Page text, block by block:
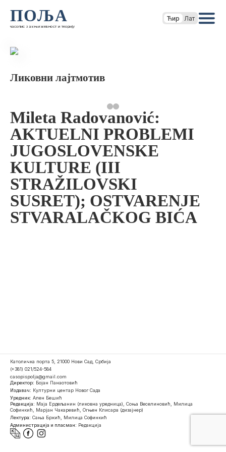
ПОЉА
часопис за књижевност и теорију
Ћир Лат
Ликовни лајтмотив
Mileta Radovanović:
AKTUELNI PROBLEMI
JUGOSLOVENSKE
KULTURE (III
STRAŽILOVSKI
SUSRET); OSTVARENJE
STVARALAČKOG BIĆA
Католичка порта 5, 21000 Нови Сад, Србија
(+381) 021/524-584
casopispolja@gmail.com
Директор: Бојан Панаотовић
Издавач: Културни центар Новог Сада
Уредник: Ален Бешић
Редакција: Маја Ердељанин (ликовна уредница), Соња Веселиновић, Милица
Софинкић, Марјан Чакаревић, Огњен Клисара (дизајнер)
Лектура: Сања Бркић, Милица Софинкић
Администрација и пласман: Редакција